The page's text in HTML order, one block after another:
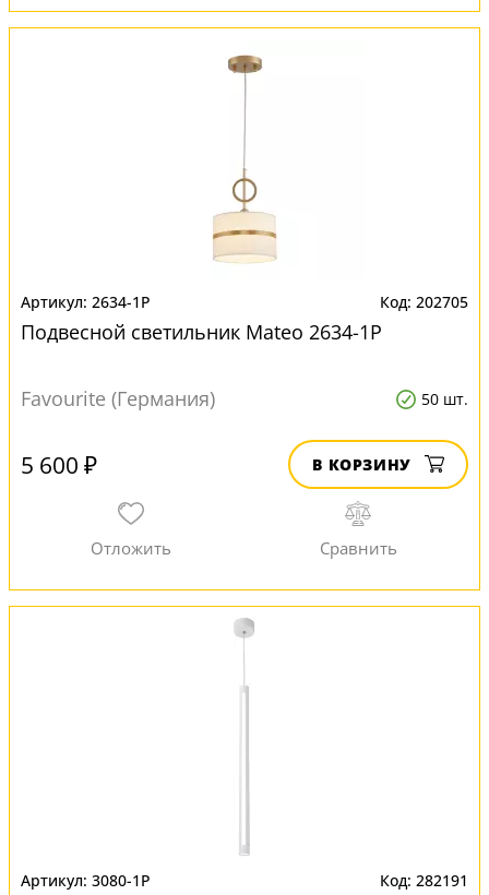
2634-1P 202705
Подвесной светильник Mateo 2634-1P
Favourite (Германия) 50 шт.
5 600 ₽ В КОРЗИНУ
3080-1P 282191